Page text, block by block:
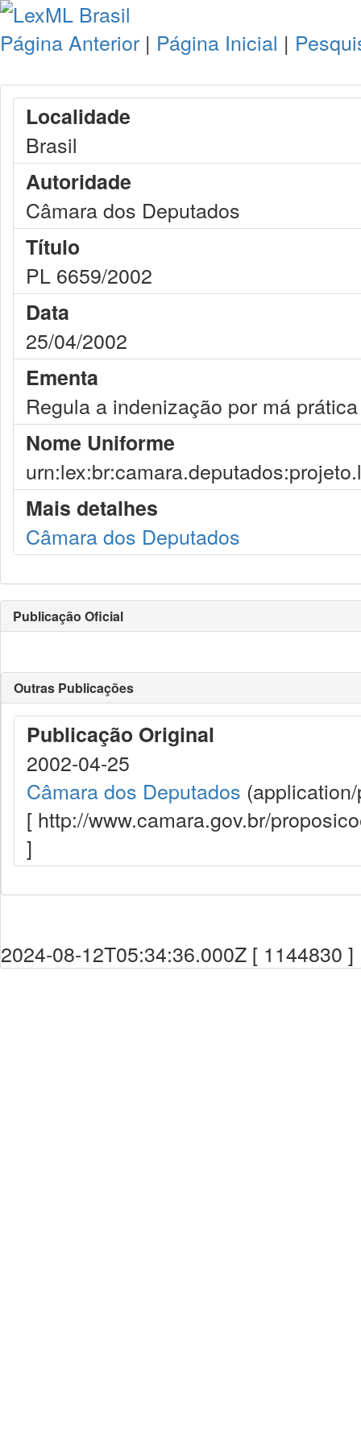
Página Anterior | Página Inicial |
Localidade
Brasil
Autoridade
Câmara dos Deputados
Título
PL 6659/2002
Data
25/04/2002
Ementa
Regula a indenização por má
Nome Uniforme
Mais detalhes
Câmara dos Deputados
Publicação Oficial
Outras Publicações
Publicação Original
2002-04-25
Câmara dos Deputados
[ http://www.camara.gov.br/
]
2024-08-12T05:34:36.000Z [ 1144830 ]